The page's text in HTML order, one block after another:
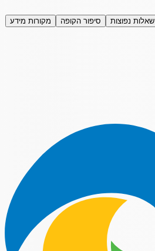
שאלות נפוצות סיפור הקופה מקורות מידע